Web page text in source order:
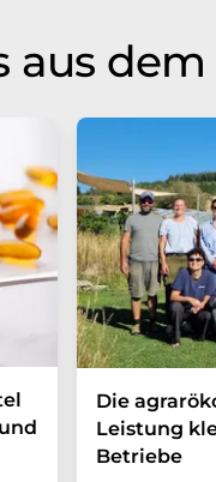
aus
Die
Leistung
Betriebe